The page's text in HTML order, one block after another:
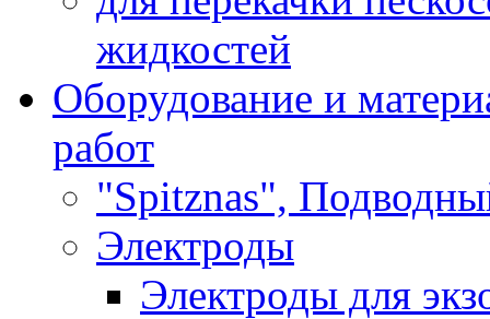
жидкостей
Оборудование и
работ
"Spitznas",
Электроды
Электроды для